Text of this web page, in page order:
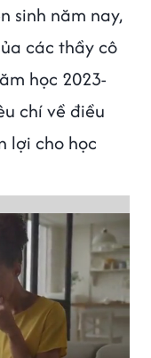
sinh năm nay,
các thầy cô
học 2023-
chí về điều
lợi cho học